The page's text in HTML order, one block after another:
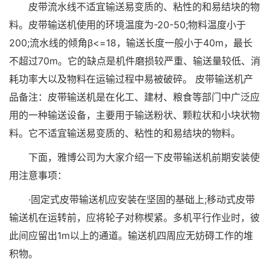
皮带流水线不适宜输送易变质的、粘性的和易结块的物
料。皮带输送机使用的环境温度为-20-50;物料温度小于
200;流水线的倾角β<=18，输送长度一般小于40m，最长
不超过70m。它的缺点是机件磨损较严重、输送量较低、消
耗功率大以及物料在运输过程中易被破碎。 皮带输送机产
品备注：皮带输送机是在化工、建材、粮食等部门中广泛应
用的一种输送设备，主要用于输送粉状、颗粒状和小块状物
料。它不适宜输送易变质的、粘性的和易结块的物料。
下面，雅博公司为大家介绍一下皮带输送机前期安装使
用注意事项：
·固定式皮带输送机应安装在坚固的基础上;移动式皮带
输送机在运转前，应将轮子对称楔紧。多机平行作业时，彼
此间应留出1m以上的通道。输送机四周应无妨碍工作的堆
积物。